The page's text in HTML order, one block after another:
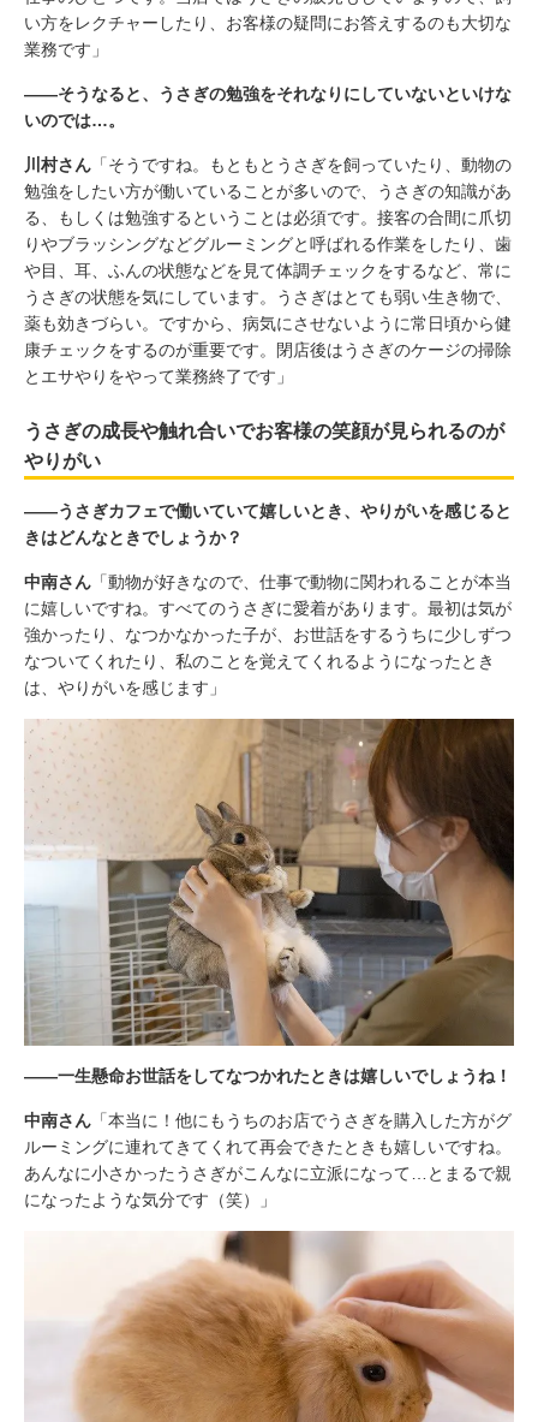
い方をレクチャーしたり、お客様の疑問にお答えするのも大切な
業務です」
――そうなると、うさぎの勉強をそれなりにしていないといけな
いのでは…。
川村さん 「そうですね。もともとうさぎを飼っていたり、動物の
勉強をしたい方が働いていることが多いので、うさぎの知識があ
る、もしくは勉強するということは必須です。接客の合間に爪切
りやブラッシングなどグルーミングと呼ばれる作業をしたり、歯
や目、耳、ふんの状態などを見て体調チェックをするなど、常に
うさぎの状態を気にしています。うさぎはとても弱い生き物で、
薬も効きづらい。ですから、病気にさせないように常日頃から健
康チェックをするのが重要です。閉店後はうさぎのケージの掃除
とエサやりをやって業務終了です」
うさぎの成長や触れ合いでお客様の笑顔が見られるのが
やりがい
――うさぎカフェで働いていて嬉しいとき、やりがいを感じると
きはどんなときでしょうか？
中南さん 「動物が好きなので、仕事で動物に関われることが本当
に嬉しいですね。すべてのうさぎに愛着があります。最初は気が
強かったり、なつかなかった子が、お世話をするうちに少しずつ
なついてくれたり、私のことを覚えてくれるようになったとき
は、やりがいを感じます」
――一生懸命お世話をしてなつかれたときは嬉しいでしょうね！
中南さん 「本当に！他にもうちのお店でうさぎを購入した方がグ
ルーミングに連れてきてくれて再会できたときも嬉しいですね。
あんなに小さかったうさぎがこんなに立派になって…とまるで親
になったような気分です（笑）」